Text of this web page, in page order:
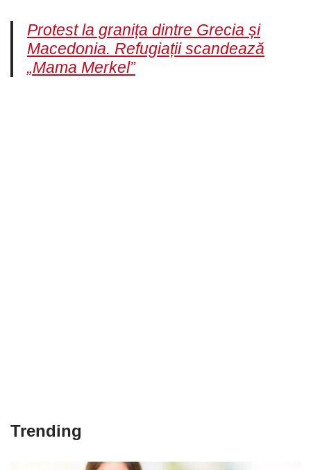
Protest la granița dintre Grecia și
Macedonia. Refugiații scandează
„Mama Merkel”
Trending